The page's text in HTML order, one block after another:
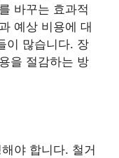
바꾸는 효과적
예상 비용에 대
이 많습니다. 장
을 절감하는 방
야 합니다. 철거